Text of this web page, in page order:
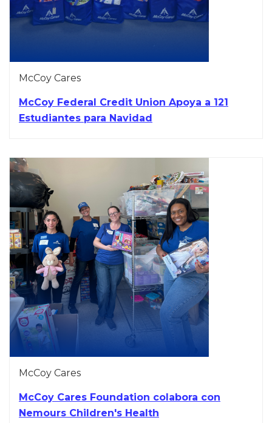
McCoy Cares
McCoy Federal Credit Union Apoya a 121
Estudiantes para Navidad
McCoy Cares
McCoy Cares Foundation colabora con
Nemours Children's Health